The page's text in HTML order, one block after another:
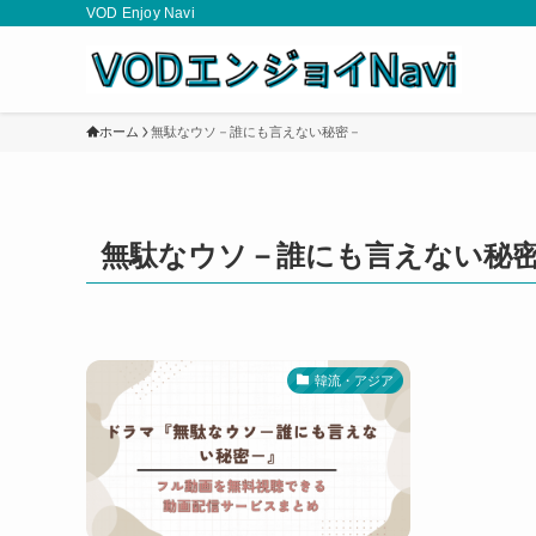
VOD Enjoy Navi
ホーム 無駄なウソ－誰にも言えない秘密－
無駄なウソ－誰にも言えない秘
韓流・アジア